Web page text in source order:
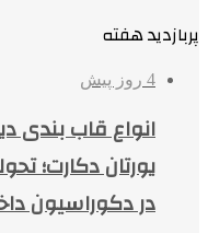
پربازدید هفته
4 روز پیش
انواع قاب بندی
یورتان دکارت؛
در دکوراسیون